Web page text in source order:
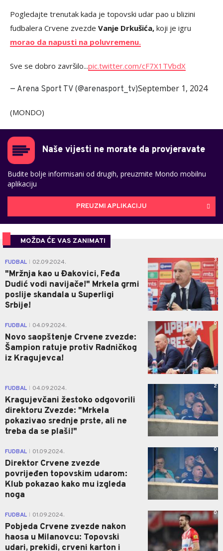
Pogledajte trenutak kada je topovski udar pao u blizini
fudbalera Crvene zvezde Vanje Drkušića, koji je igru
morao da napusti na poluvremenu.
Sve se dobro završilo...pic.twitter.com/cF7X1TVbdX
— Arena Sport TV (@arenasport_tv)September 1, 2024
(MONDO)
Naše vijesti ne morate da provjeravate
Budite bolje informisani od drugih, preuzmite Mondo mobilnu
aplikaciju
PREUZMI APLIKACIJU
MOŽDA ĆE VAS ZANIMATI
FUDBAL 02.09.2024.
"Mržnja kao u Đakovici, Feđa
Dudić vodi navijače!" Mrkela grmi
poslije skandala u Superligi
Srbije!
3
FUDBAL 04.09.2024.
Novo saopštenje Crvene zvezde:
Šampion ratuje protiv Radničkog
iz Kragujevca!
0
FUDBAL 04.09.2024.
Kragujevčani žestoko odgovorili
direktoru Zvezde: "Mrkela
pokazivao srednje prste, ali ne
treba da se plaši!"
2
FUDBAL 01.09.2024.
Direktor Crvene zvezde
povrijeđen topovskim udarom:
Klub pokazao kako mu izgleda
noga
0
FUDBAL 01.09.2024.
Pobjeda Crvene zvezde nakon
haosa u Milanovcu: Topovski
udari, prekidi, crveni karton i
0